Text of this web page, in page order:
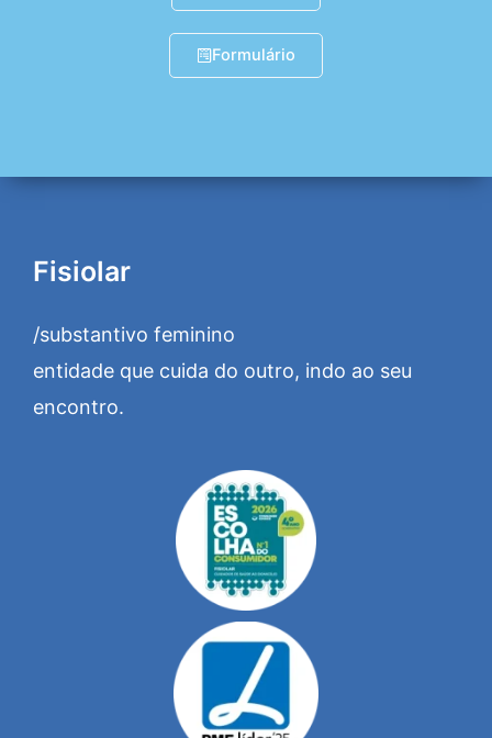
Formulário
Fisiolar
/substantivo feminino
entidade que cuida do outro, indo ao seu
encontro.